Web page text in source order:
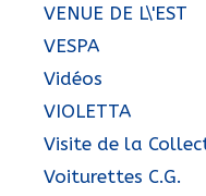
VENUE DE L\'EST
VESPA
Vidéos
VIOLETTA
Visite de la
Voiturettes C.G.